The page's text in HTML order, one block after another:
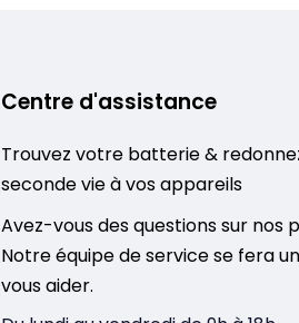
Centre d'assistance
Trouvez votre batterie &
seconde vie à vos appareils
Avez-vous des questions sur nos
Notre équipe de service se fera
vous aider.